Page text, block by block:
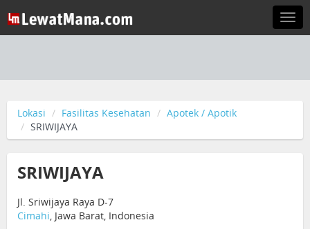
Lokasi Fasilitas Kesehatan
Apotek / Apotik
SRIWIJAYA
SRIWIJAYA
Jl. Sriwijaya Raya D-7
Cimahi, Jawa Barat, Indonesia